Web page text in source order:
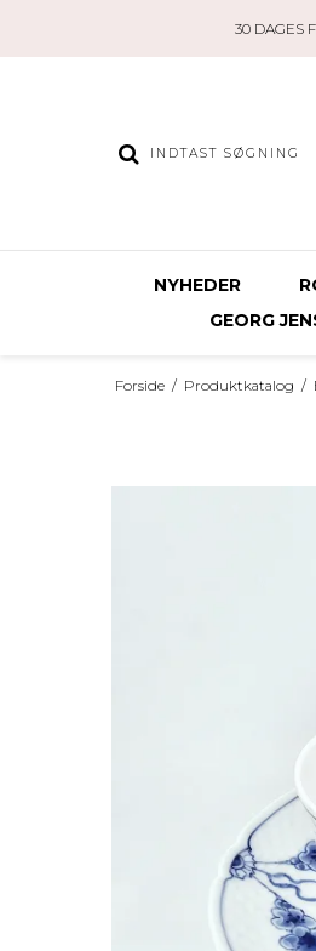
30 DAGES
NYHEDER
GEORG
Forside / Produktkatalog /